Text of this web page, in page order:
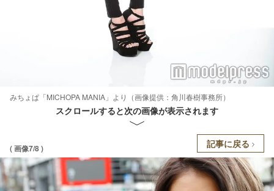
みちょぱ「MICHOPA MANIA」より（画像提供：角川春樹事務所）
スクロールすると次の画像が表示されます
( 画像7/8 ) 記事に戻る